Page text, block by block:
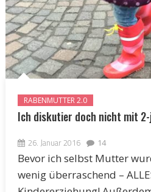
RABENMUTTER 2.0
Ich diskutier doch nicht mit
26. Januar 2016 14
Bevor ich selbst Mutter
wenig überraschend –